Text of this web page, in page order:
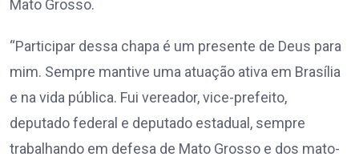
Mato Grosso.
“Participar dessa chapa é um presente de Deus para
mim. Sempre mantive uma atuação ativa em Brasília
e na vida pública. Fui vereador, vice-prefeito,
deputado federal e deputado estadual, sempre
trabalhando em defesa de Mato Grosso e dos mato-